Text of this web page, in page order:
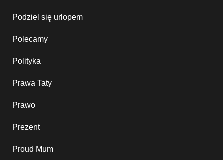
Podziel się urlopem
Polecamy
Polityka
Prawa Taty
Prawo
Prezent
Proud Mum